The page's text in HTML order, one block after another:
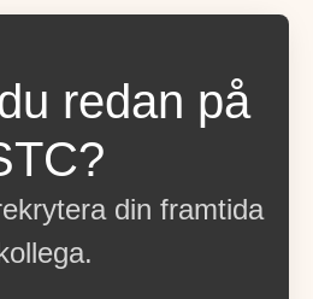
redan på
din framtida